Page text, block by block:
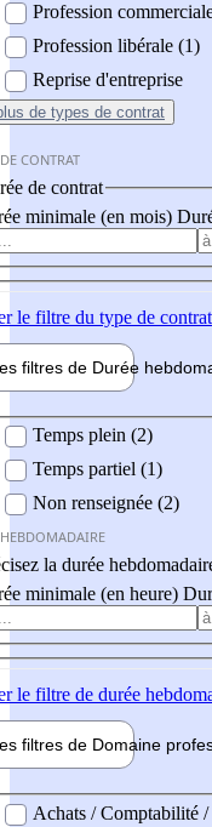
Profession
Profession libérale (1)
Reprise d'entreprise
de types de contrat
CONTRAT
de contrat
minimale (en mois)
le filtre du type de contrat
filtres de Durée hebdo
Temps plein (2)
Temps partiel (1)
Non renseignée (2)
la durée
minimale (en heure)
le filtre de durée
filtres de Domaine pro
professionel
Achats / Comptabilité /